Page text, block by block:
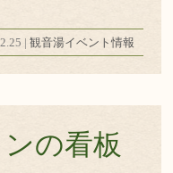
| 観音湯イベント情報
の看板